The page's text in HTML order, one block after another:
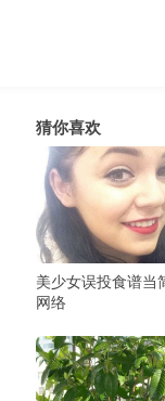
猜你喜欢
美少女误投食谱当
网络